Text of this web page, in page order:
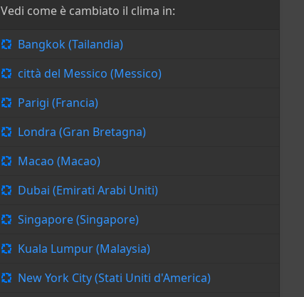
Vedi come è cambiato il clima in:
Bangkok (Tailandia)
città del Messico (Messico)
Parigi (Francia)
Londra (Gran Bretagna)
Macao (Macao)
Dubai (Emirati Arabi Uniti)
Singapore (Singapore)
Kuala Lumpur (Malaysia)
New York City (Stati Uniti d'America)